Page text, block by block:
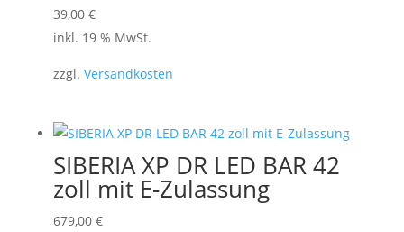
39,00 €
inkl. 19 % MwSt.
zzgl. Versandkosten
SIBERIA XP DR LED BAR 42
zoll mit E-Zulassung
679,00 €